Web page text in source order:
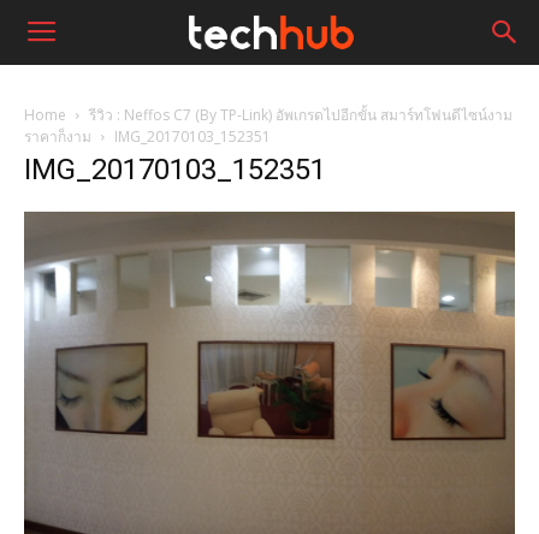
Home
รีวิว : Neffos C7 (By TP-Link) อัพเกรดไปอีกขั้น สมาร์ทโฟนดีไซน์งาม
ราคาก็งาม
IMG_20170103_152351
IMG_20170103_152351